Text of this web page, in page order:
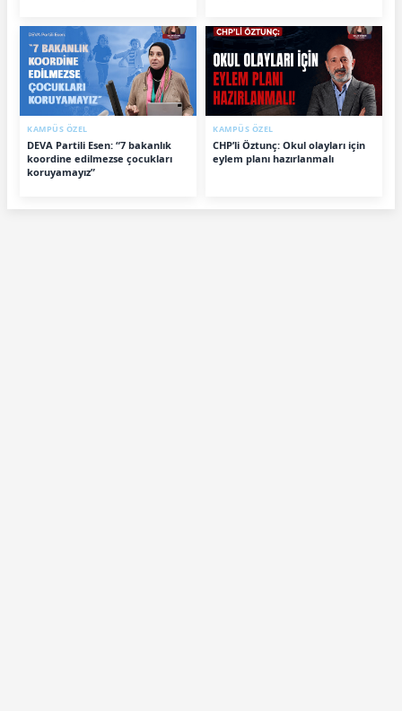
KAMPÜS ÖZEL
DEVA Partili Esen: “7 bakanlık
koordine edilmezse çocukları
koruyamayız”
KAMPÜS ÖZEL
CHP’li Öztunç: Okul olayları için
eylem planı hazırlanmalı